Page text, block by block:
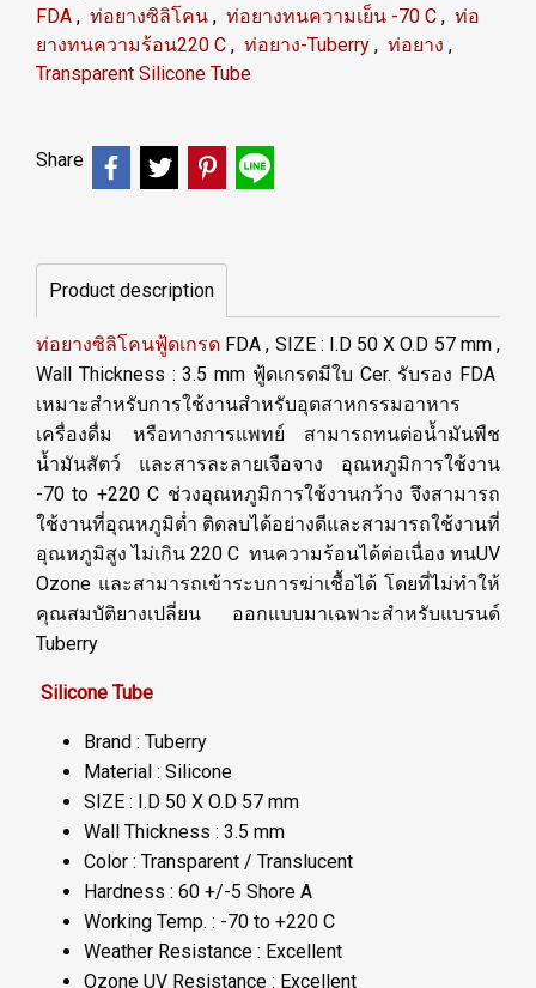
FDA , ท่อยางซิลิโคน , ท่อยางทนความเย็น -70 C , ท่อ
ยางทนความร้อน220 C , ท่อยาง-Tuberry , ท่อยาง ,
Transparent Silicone Tube
Share
Product description
ท่อยางซิลิโคนฟู้ดเกรด FDA , SIZE : I.D 50 X O.D 57 mm,
Wall Thickness : 3.5 mm ฟู้ดเกรดมีใบ Cer. รับรอง FDA
เหมาะสำหรับการใช้งานสำหรับอุตสาหกรรมอาหาร
เครื่องดื่ม หรือทางการแพทย์ สามารถทนต่อน้ำมันพืช
น้ำมันสัตว์ และสารละลายเจือจาง อุณหภูมิการใช้งาน
-70 to +220 C ช่วงอุณหภูมิการใช้งานกว้าง จึงสามารถ
ใช้งานที่อุณหภูมิต่ำ ติดลบได้อย่างดีและสามารถใช้งานที่
อุณหภูมิสูง ไม่เกิน 220 C ทนความร้อนได้ต่อเนื่อง ทนUV
Ozone และสามารถเข้าระบการฆ่าเชื้อได้ โดยที่ไม่ทำให้
คุณสมบัติยางเปลี่ยน ออกแบบมาเฉพาะสำหรับแบรนด์
Tuberry
Silicone Tube
Brand : Tuberry
Material : Silicone
SIZE : I.D 50 X O.D 57 mm
Wall Thickness : 3.5 mm
Color : Transparent / Translucent
Hardness : 60 +/-5 Shore A
Working Temp. : -70 to +220 C
Weather Resistance : Excellent
Ozone UV Resistance : Excellent